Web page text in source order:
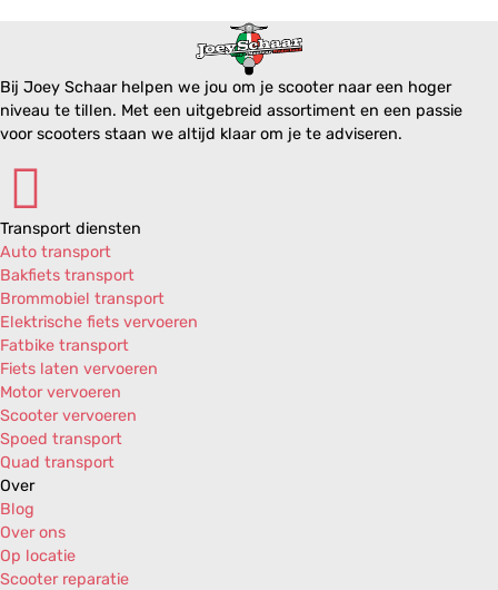
Bij Joey Schaar helpen we jou om je scooter naar een hoger
niveau te tillen. Met een uitgebreid assortiment en een passie
voor scooters staan we altijd klaar om je te adviseren.
Transport diensten
Auto transport
Bakfiets transport
Brommobiel transport
Elektrische fiets vervoeren
Fatbike transport
Fiets laten vervoeren
Motor vervoeren
Scooter vervoeren
Spoed transport
Quad transport
Over
Blog
Over ons
Op locatie
Scooter reparatie